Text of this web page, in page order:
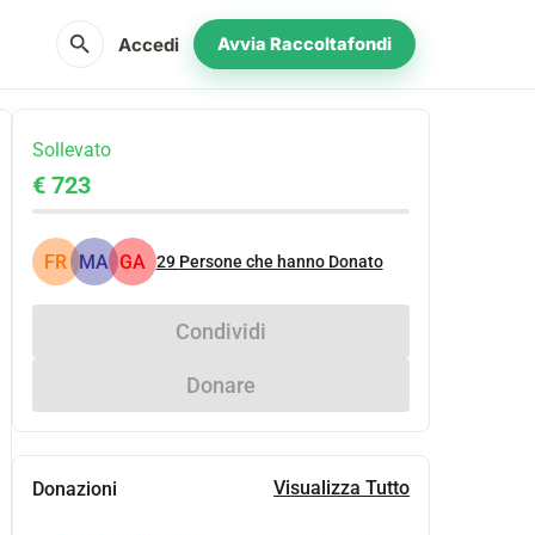
search Accedi Avvia Raccoltafondi
Sollevato
€ 723
FR MA GA 29 Persone che hanno Donato
Condividi
Donare
Donazioni Visualizza Tutto